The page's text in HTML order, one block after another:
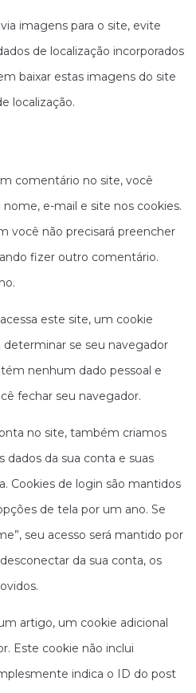
imagens para o site, evite
de localização incorporados
baixar estas imagens do site
localização.
comentário no site, você
e-mail e site nos cookies.
você não precisará preencher
fizer outro comentário.
este site, um cookie
determinar se seu navegador
nenhum dado pessoal e
fechar seu navegador.
no site, também criamos
dados da sua conta e suas
Cookies de login são mantidos
de tela por um ano. Se
seu acesso será mantido por
da sua conta, os
artigo, um cookie adicional
Este cookie não inclui
indica o ID do post